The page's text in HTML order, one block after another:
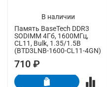
В наличии
Память BaseTech DDR3
SODIMM 4Гб, 1600МГц,
CL11, Bulk, 1.35/1.5В
(BTD3LNB-1600-CL11-4GN)
710 ₽